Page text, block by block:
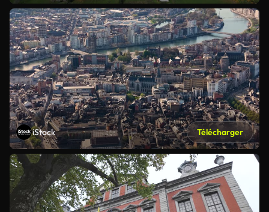
iStock Télécharger